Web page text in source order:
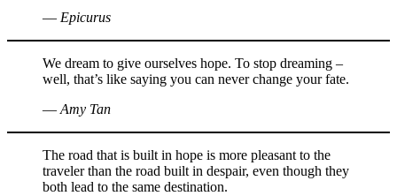
― Epicurus
We dream to give ourselves hope. To stop dreaming –
well, that’s like saying you can never change your fate.
― Amy Tan
The road that is built in hope is more pleasant to the
traveler than the road built in despair, even though they
both lead to the same destination.